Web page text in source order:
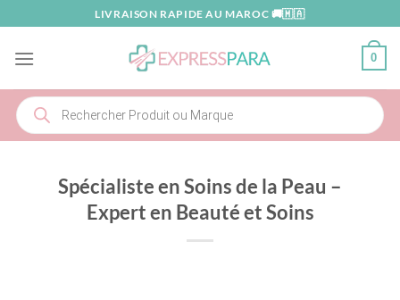
au
contenu
LIVRAISON RAPIDE AU MAROC 🚚🇲🇦
0
Recherche
de
produits
Spécialiste en Soins de la Peau –
Expert en Beauté et Soins